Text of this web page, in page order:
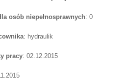
osób niepełnosprawnych: 0
: hydraulik
pracy: 02.12.2015